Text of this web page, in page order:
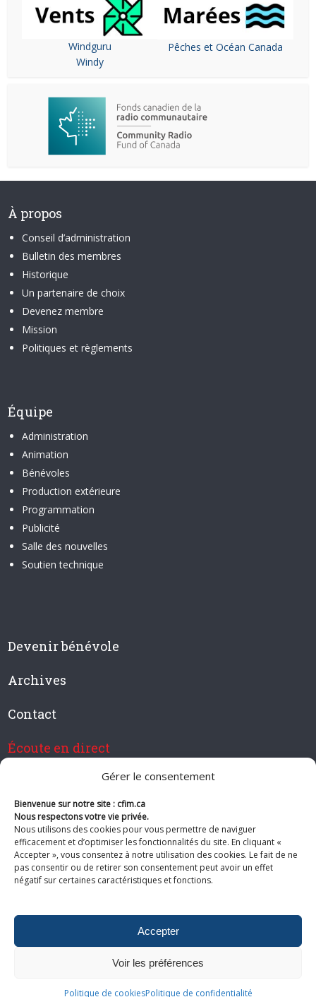
Gérer le consentement
Bienvenue sur notre site : cfim.ca
Nous respectons votre vie privée.
Nous utilisons des cookies pour vous permettre de naviguer
efficacement et d’optimiser les fonctionnalités du site. En cliquant «
Accepter », vous consentez à notre utilisation des cookies. Le fait de ne
pas consentir ou de retirer son consentement peut avoir un effet
négatif sur certaines caractéristiques et fonctions.
Accepter
Voir les préférences
Politique de cookiesPolitique de confidentialité
Windguru
Windy
Pêches et Océan Canada
À propos
Conseil d’administration
Bulletin des membres
Historique
Un partenaire de choix
Devenez membre
Mission
Politiques et règlements
Équipe
Administration
Animation
Bénévoles
Production extérieure
Programmation
Publicité
Salle des nouvelles
Soutien technique
Devenir bénévole
Archives
Contact
Écoute en direct
Devenir membre de CFIM
Suivez-nous
du site